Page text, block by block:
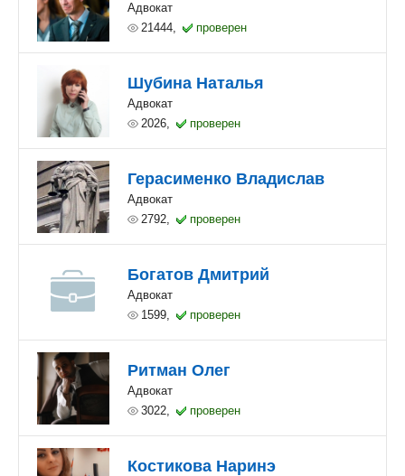
Адвокат
21444,
проверен
Шубина Наталья
Адвокат
2026,
проверен
Герасименко Владислав
Адвокат
2792,
проверен
Богатов Дмитрий
Адвокат
1599,
проверен
Ритман Олег
Адвокат
3022,
проверен
Костикова Наринэ